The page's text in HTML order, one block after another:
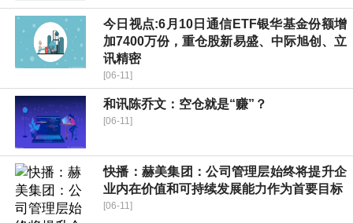
今日视点:6月10日通信ETF银华基金份额增
加7400万份，重仓股新易盛、中际旭创、立
讯精密
[06-11]
和讯陈乔文：空仓就是“赚”？
[06-11]
快播：赫美集团：公司管理层始终将提升企
业内在价值和可持续发展能力作为首要目标
[06-11]